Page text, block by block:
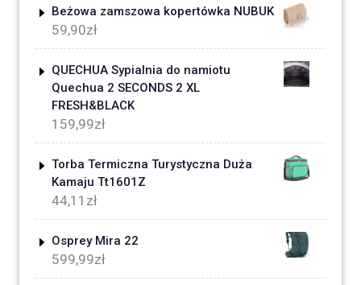
Beżowa zamszowa kopertówka NUBUK
59,90zł
QUECHUA Sypialnia do namiotu
Quechua 2 SECONDS 2 XL
FRESH&BLACK
159,99zł
Torba Termiczna Turystyczna Duża
Kamaju Tt1601Z
44,11 zł
Osprey Mira 22
599,99zł